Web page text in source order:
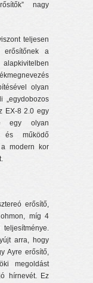
nagy
teljesen
erősítőnek a
olyan
„egydobozos
EX-8 2.0 egy
egy olyan
és működő
a modern kor
erősítő,
míg 4
arra, hogy
Ayre erősítő,
megoldást
hírnevét. Ez